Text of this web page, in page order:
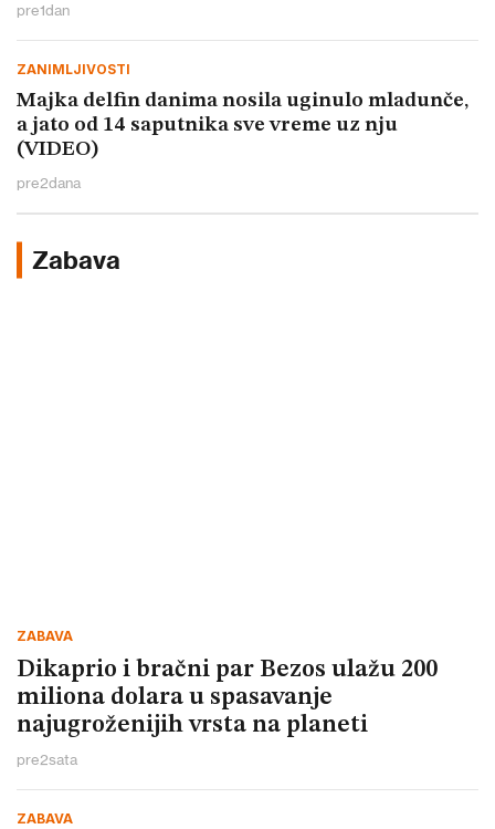
pre1dan
ZANIMLJIVOSTI
Majka delfin danima nosila uginulo mladunče,
a jato od 14 saputnika sve vreme uz nju
(VIDEO)
pre2dana
Zabava
ZABAVA
Dikaprio i bračni par Bezos ulažu 200
miliona dolara u spasavanje
najugroženijih vrsta na planeti
pre2sata
ZABAVA